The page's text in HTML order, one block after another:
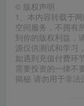
© 版权声明
1、本内容转载于
空间服务，不拥有
到你的版权利益，
源仅供测试和学习
如遇到充值付费环
需要投资的一律不
揭秘 请勿用于非